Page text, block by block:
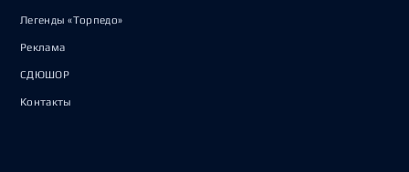
Легенды «Торпедо»
Реклама
СДЮШОР
Контакты